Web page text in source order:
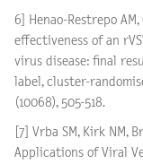
6] Henao-Restrepo
effectiveness of an
virus disease: final
label, cluster-
(10068), 505-518.
[7] Vrba SM, Kirk NM,
Applications of Viral